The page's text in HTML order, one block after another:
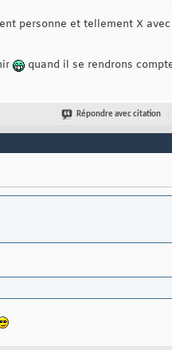
personne et tellement X
quand il se rendrons
Répondre avec citation